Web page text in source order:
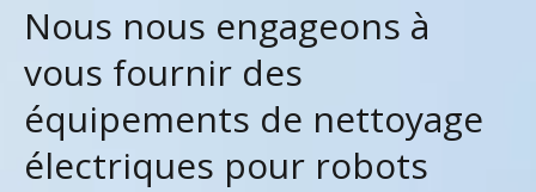
Nous nous engageons à
vous fournir des
équipements de nettoyage
électriques pour robots